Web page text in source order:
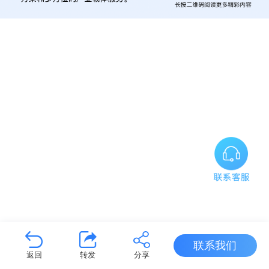
返回 转发 分享
联系我们